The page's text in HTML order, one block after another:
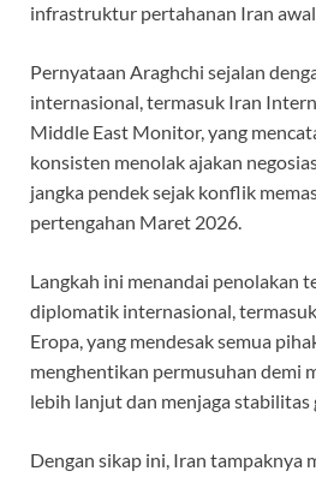
infrastruktur pertahanan Iran
Pernyataan Araghchi sejalan
internasional, termasuk Iran
Middle East Monitor, yang
konsisten menolak ajakan
jangka pendek sejak konflik
pertengahan Maret 2026.
Langkah ini menandai penolakan
diplomatik internasional,
Eropa, yang mendesak semua
menghentikan permusuhan demi
lebih lanjut dan menjaga stabilitas
Dengan sikap ini, Iran tampaknya